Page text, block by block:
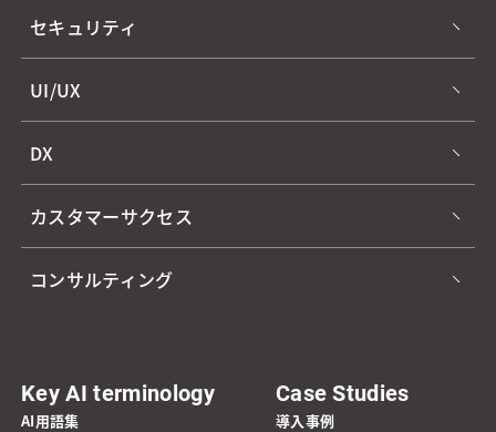
セキュリティ
UI/UX
DX
カスタマーサクセス
コンサルティング
Key AI terminology
AI用語集
Case Studies
導入事例